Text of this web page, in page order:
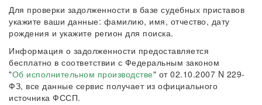
Для проверки задолженности в базе судебных приставов
укажите ваши данные: фамилию, имя, отчество, дату
рождения и укажите регион для поиска.
Информация о задолженности предоставляется
бесплатно в соответствии с Федеральным законом
"Об исполнительном производстве" от 02.10.2007 N 229-
ФЗ, все данные сервис получает из официального
источника ФССП.